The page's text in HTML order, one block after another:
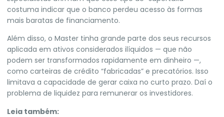
costuma indicar que o banco perdeu acesso às formas
mais baratas de financiamento.
Além disso, o Master tinha grande parte dos seus recursos
aplicada em ativos considerados ilíquidos — que não
podem ser transformados rapidamente em dinheiro —,
como carteiras de crédito “fabricadas” e precatórios. Isso
limitava a capacidade de gerar caixa no curto prazo. Daí o
problema de liquidez para remunerar os investidores.
Leia também: